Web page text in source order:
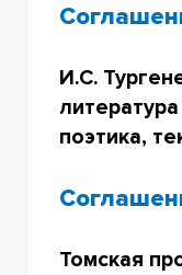
И.С.
поэтика,
Томская